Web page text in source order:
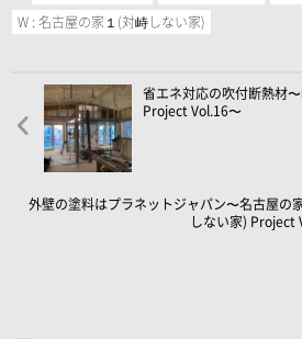
W : 名古屋の家１(対峙しない家)
省エネ対応の吹付断熱材
Project Vol.16〜
外壁の塗料はプラネットジャパン〜名古屋の
しない家) Project